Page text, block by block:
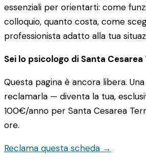
essenziali per orientarti: come
colloquio, quanto costa, come
professionista adatto alla tua
Sei lo psicologo di Santa Cesarea
Questa pagina è ancora libera.
reclamarla — diventa la tua,
100€/anno per Santa Cesarea
ore.
Reclama questa scheda →